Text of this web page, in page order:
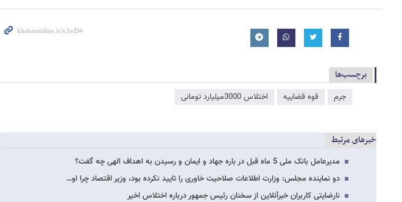
برچسب‌ها
جرم قوه قضاییه اختلاس 3000میلیارد تومانی
خبرهای مرتبط
مدیرعامل بانک ملی 5 ماه قبل در باره جهاد و ایمان و رسیدن به اهداف الهی چه گفت؟
دو نماینده مجلس: وزارت اطلاعات صلاحیت خاوری را تایید نکرده بود، وزیر اقتصاد چرا او…
نارضایتی کاربران خبرآنلاین از سخنان رئیس جمهور درباره اختلاس اخیر